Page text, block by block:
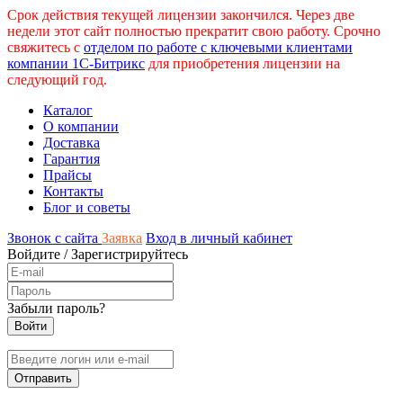
Срок действия текущей лицензии закончился. Через две
недели этот сайт полностью прекратит свою работу. Срочно
свяжитесь с отделом по работе с ключевыми клиентами
компании 1С-Битрикс для приобретения лицензии на
следующий год.
Каталог
О компании
Доставка
Гарантия
Прайсы
Контакты
Блог и советы
Звонок с сайта Заявка Вход в личный кабинет
Войдите /Зарегистрируйтесь
Забыли пароль?